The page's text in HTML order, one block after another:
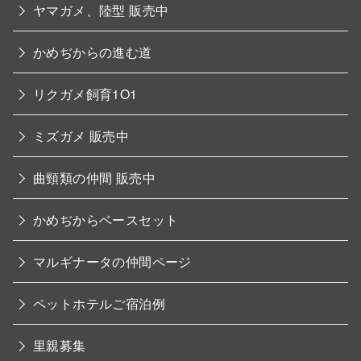
ヤマガメ、陸型 販売中
かめぢからの進む道
リクガメ飼育1O1
ミズガメ 販売中
曲頸類の仲間 販売中
かめぢからベースセット
マルギナータの仲間ページ
ペットホテルご宿泊例
里親募集